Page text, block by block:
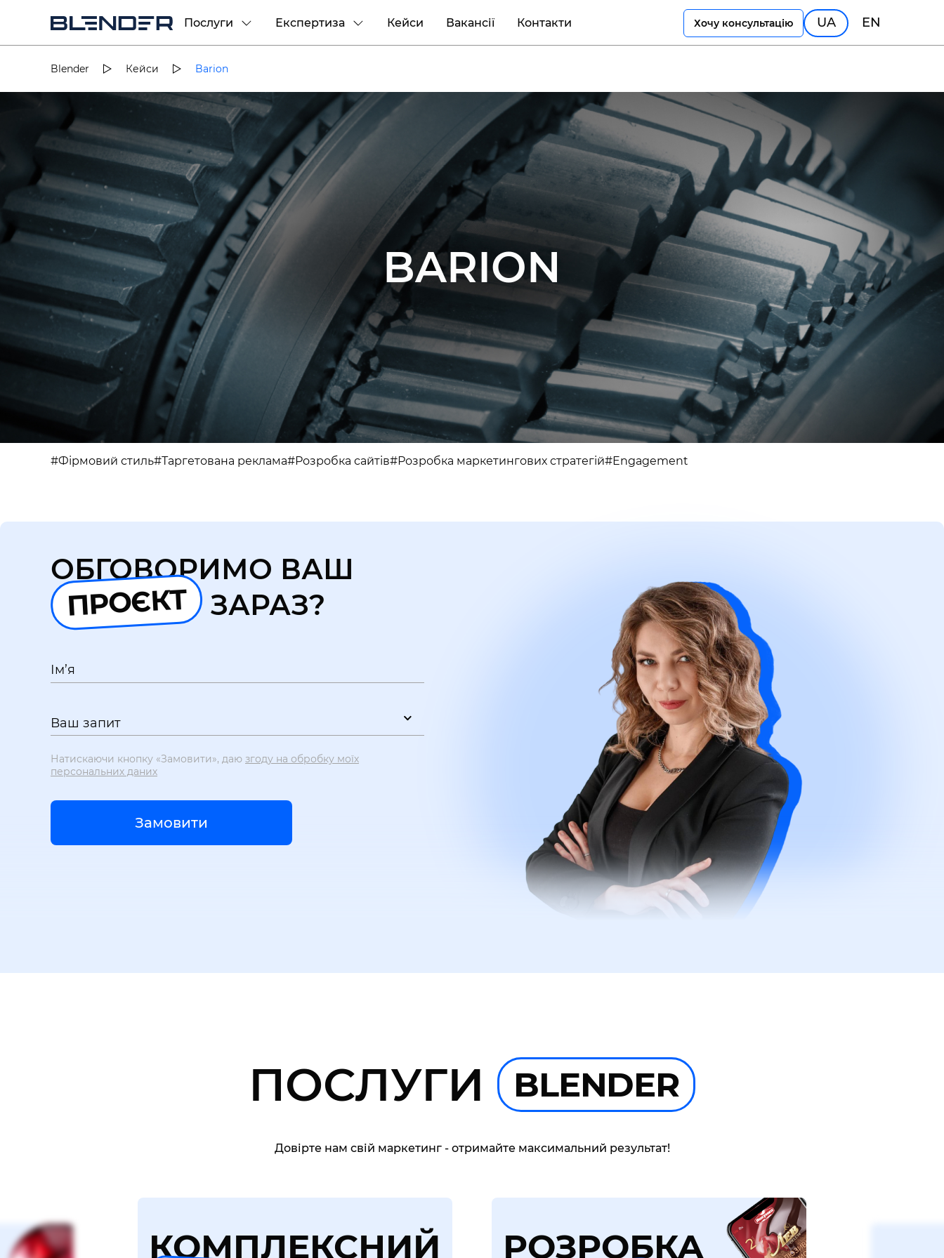
Послуги Експертиза Кейси Вакансії Контакти Хочу консультацію UA EN
Blender Кейси Barion
BARION
#Фірмовий стиль#Таргетована реклама#Розробка сайтів#Розробка маркетингових стратегій#Engagement
ОБГОВОРИМО ВАШ
ПРОЄКТ ЗАРАЗ?
Ім’я
Ваш запит
Натискаючи кнопку «Замовити», даю згоду на обробку моїх
персональних даних
Замовити
ПОСЛУГИ BLENDER
Довірте нам свій маркетинг - отримайте максимальний результат!
КОМПЛЕКСНИЙ РОЗРОБКА